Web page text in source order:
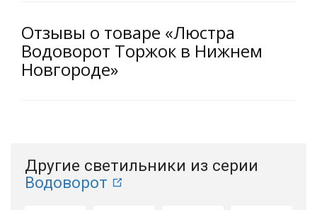
Отзывы о товаре «Люстра
Водоворот Торжок в Нижнем
Новгороде»
Другие светильники из серии
Водоворот